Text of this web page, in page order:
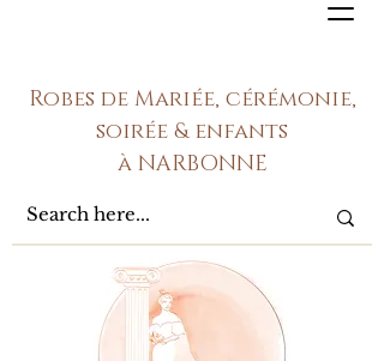
Robes de Mariée, cérémonie,
soirée & enfants
à NARBONNE